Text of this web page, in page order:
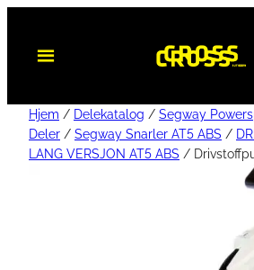
Hjem / Delekatalog / Segway
Deler / Segway Snarler AT5 ABS /
LANG VERSJON AT5 ABS /